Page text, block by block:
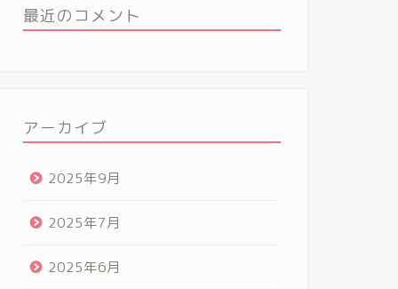
最近のコメント
アーカイブ
2025年9月
2025年7月
2025年6月